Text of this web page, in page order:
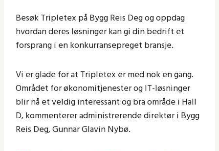
Besøk Tripletex på Bygg Reis Deg og oppdag
hvordan deres løsninger kan gi din bedrift et
forsprang i en konkurransepreget bransje.
Vi er glade for at Tripletex er med nok en gang.
Området for økonomitjenester og IT-løsninger
blir nå et veldig interessant og bra område i Hall
D, kommenterer administrerende direktør i Bygg
Reis Deg, Gunnar Glavin Nybø.